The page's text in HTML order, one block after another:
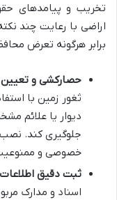
تخریب و پیامدهای
اراضی با رعایت چند
برابر هرگونه تعرض
حصارکشی و تعیین
ثغور زمین با
دیوار یا علائم
جلوگیری کند.
خصوصی و
ثبت دقیق
اسناد و مدارک